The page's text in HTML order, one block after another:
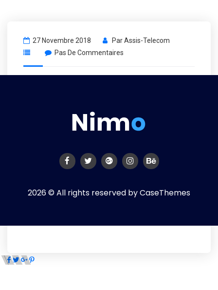
27 Novembre 2018 ParAssis-Telecom
Pas De Commentaires
2026 © All rights reserved byCaseThemes